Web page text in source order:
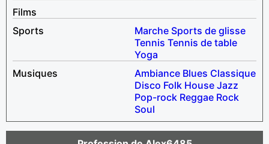
Films
Sports
Marche Sports de glisse
Tennis Tennis de table
Yoga
Musiques
Ambiance Blues Classique
Disco Folk House Jazz
Pop-rock Reggae Rock
Soul